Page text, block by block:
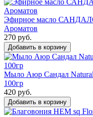
Эфирное масло
Ароматов
270 руб.
Добавить в корзину
Мыло Аюр Сандал Natural
100гр
420 руб.
Добавить в корзину